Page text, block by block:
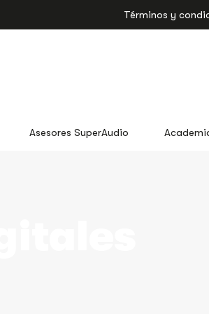
Términos y
Asesores SuperAudio